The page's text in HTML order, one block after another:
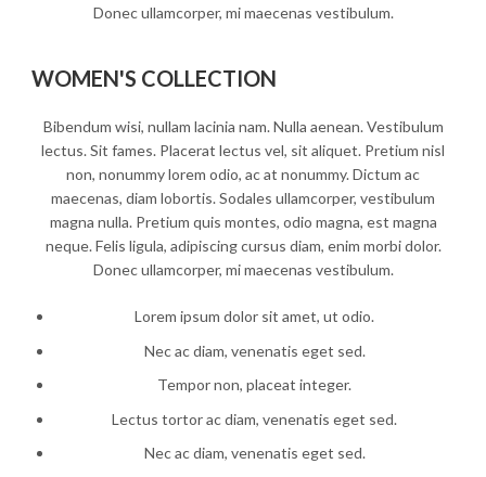
Donec ullamcorper, mi maecenas vestibulum.
WOMEN'S COLLECTION
Bibendum wisi, nullam lacinia nam. Nulla aenean. Vestibulum
lectus. Sit fames. Placerat lectus vel, sit aliquet. Pretium nisl
non, nonummy lorem odio, ac at nonummy. Dictum ac
maecenas, diam lobortis. Sodales ullamcorper, vestibulum
magna nulla. Pretium quis montes, odio magna, est magna
neque. Felis ligula, adipiscing cursus diam, enim morbi dolor.
Donec ullamcorper, mi maecenas vestibulum.
Lorem ipsum dolor sit amet, ut odio.
Nec ac diam, venenatis eget sed.
Tempor non, placeat integer.
Lectus tortor ac diam, venenatis eget sed.
Nec ac diam, venenatis eget sed.